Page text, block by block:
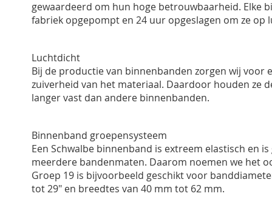
gewaardeerd om hun hoge betrouwbaarheid. Elke
fabriek opgepompt en 24 uur opgeslagen om ze op
Luchtdicht
Bij de productie van binnenbanden zorgen wij voor
zuiverheid van het materiaal. Daardoor houden ze
langer vast dan andere binnenbanden.
Binnenband groepensysteem
Een Schwalbe binnenband is extreem elastisch en
meerdere bandenmaten. Daarom noemen we het
Groep 19 is bijvoorbeeld geschikt voor
tot 29" en breedtes van 40 mm tot 62 mm.